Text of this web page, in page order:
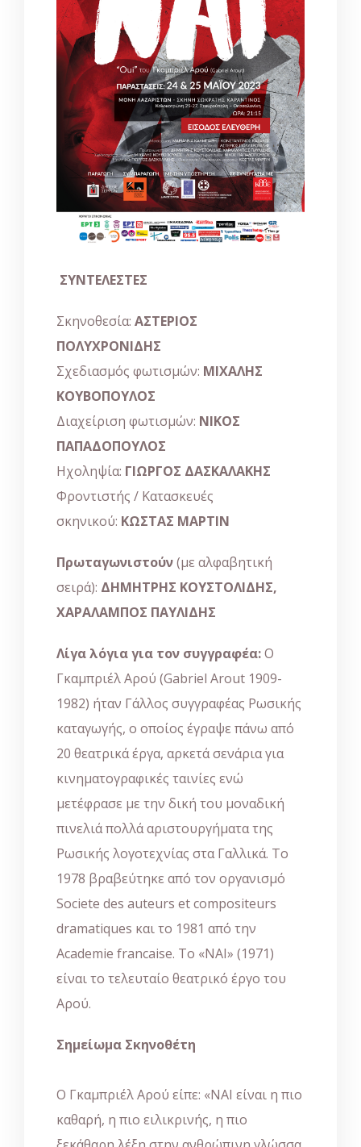
ΣΥΝΤΕΛΕΣΤΕΣ
Σκηνοθεσία: ΑΣΤΕΡΙΟΣ
ΠΟΛΥΧΡΟΝΙΔΗΣ
Σχεδιασμός φωτισμών: ΜΙΧΑΛΗΣ
ΚΟΥΒΟΠΟΥΛΟΣ
Διαχείριση φωτισμών: ΝΙΚΟΣ
ΠΑΠΑΔΟΠΟΥΛΟΣ
Ηχοληψία: ΓΙΩΡΓΟΣ ΔΑΣΚΑΛΑΚΗΣ
Φροντιστής / Κατασκευές
σκηνικού: ΚΩΣΤΑΣ ΜΑΡΤΙΝ
Πρωταγωνιστούν(με αλφαβητική
σειρά): ΔΗΜΗΤΡΗΣ ΚΟΥΣΤΟΛΙΔΗΣ,
ΧΑΡΑΛΑΜΠΟΣ ΠΑΥΛΙΔΗΣ
Λίγα λόγια για τον συγγραφέα:Ο
Γκαμπριέλ Αρού (Gabriel Arout 1909-
1982) ήταν Γάλλος συγγραφέας Ρωσικής
καταγωγής, ο οποίος έγραψε πάνω από
20 θεατρικά έργα, αρκετά σενάρια για
κινηματογραφικές ταινίες ενώ
μετέφρασε με την δική του μοναδική
πινελιά πολλά αριστουργήματα της
Ρωσικής λογοτεχνίας στα Γαλλικά. Το
1978 βραβεύτηκε από τον οργανισμό
Societe des auteurs et compositeurs
dramatiques και το 1981 από την
Academie francaise. Το «ΝΑΙ» (1971)
είναι το τελευταίο θεατρικό έργο του
Αρού.
Σημείωμα Σκηνοθέτη
Ο Γκαμπριέλ Αρού είπε: «ΝΑΙ είναι η πιο
καθαρή, η πιο ειλικρινής, η πιο